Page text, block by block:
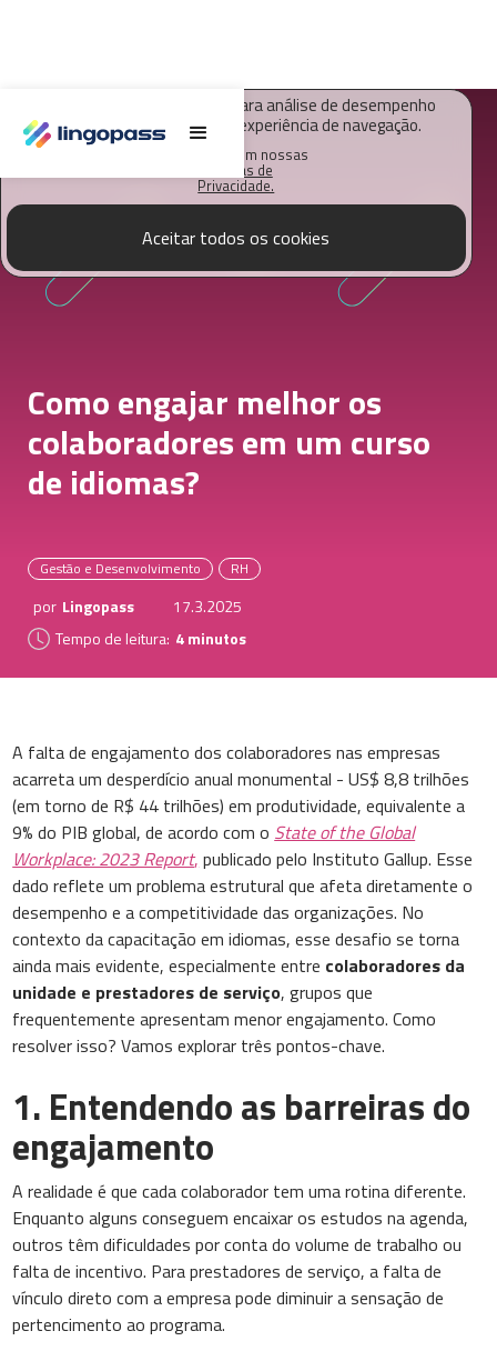
O Lingopass utiliza cookies para análise de desempenho
deste site e melhorar sua experiência de navegação.
Saiba mais em nossas
Políticas de
Privacidade.
Aceitar todos os cookies
Como engajar melhor os
colaboradores em um curso
de idiomas?
Gestão e Desenvolvimento RH
por Lingopass
17.3.2025
Tempo de leitura: 4 minutos
A falta de engajamento dos colaboradores nas empresas
acarreta um desperdício anual monumental - US$ 8,8 trilhões
(em torno de R$ 44 trilhões) em produtividade, equivalente a
9% do PIB global, de acordo com o State of the Global
Workplace: 2023 Report, publicado pelo Instituto Gallup. Esse
dado reflete um problema estrutural que afeta diretamente o
desempenho e a competitividade das organizações. No
contexto da capacitação em idiomas, esse desafio se torna
ainda mais evidente, especialmente entre colaboradores da
unidade e prestadores de serviço, grupos que
frequentemente apresentam menor engajamento. Como
resolver isso? Vamos explorar três pontos-chave.
1. Entendendo as barreiras do
engajamento
A realidade é que cada colaborador tem uma rotina diferente.
Enquanto alguns conseguem encaixar os estudos na agenda,
outros têm dificuldades por conta do volume de trabalho ou
falta de incentivo. Para prestadores de serviço, a falta de
vínculo direto com a empresa pode diminuir a sensação de
pertencimento ao programa.